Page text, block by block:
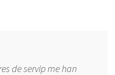
de servip me han